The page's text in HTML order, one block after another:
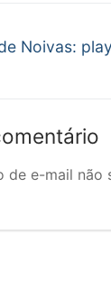
Noivas:
de e-mail não